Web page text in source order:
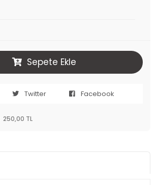
Sepete Ekle
Twitter Facebook
250,00 TL